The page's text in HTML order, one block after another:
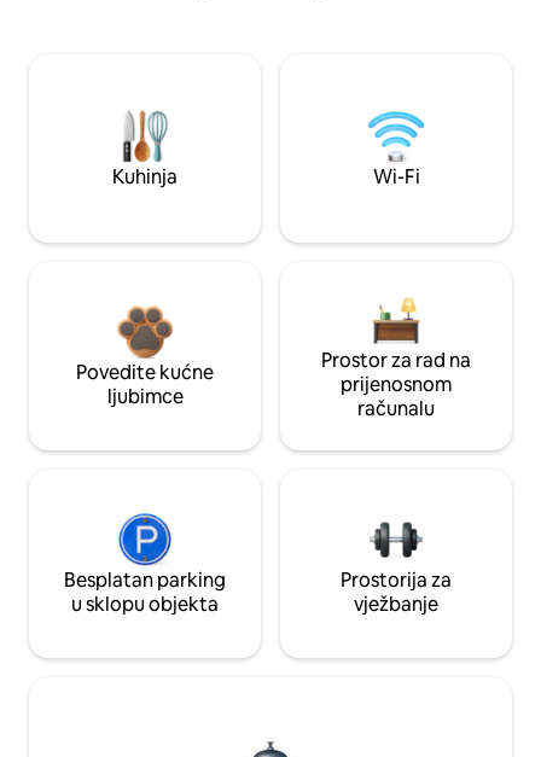
Kuhinja Wi-Fi
Povedite kućne
ljubimce
Prostor za rad na
prijenosnom
računalu
Besplatan parking
u sklopu objekta
Prostorija za
vježbanje